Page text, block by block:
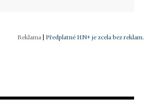
Předplatné HN+ je zcela bez reklam.